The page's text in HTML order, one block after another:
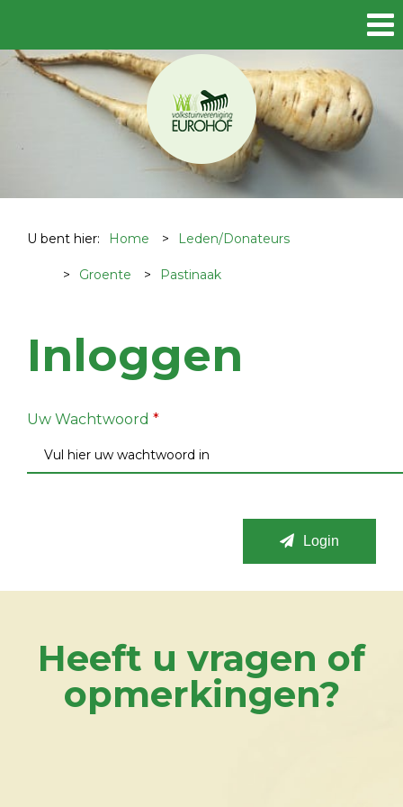
U bent hier: Home > Leden/Donateurs
> Groente > Pastinaak
Inloggen
Uw Wachtwoord *
Login
Heeft u vragen of
opmerkingen?